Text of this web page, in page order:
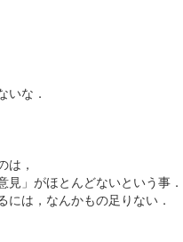
いな．
は，
見」がほとんどないという事．
は，なんかもの足りない．